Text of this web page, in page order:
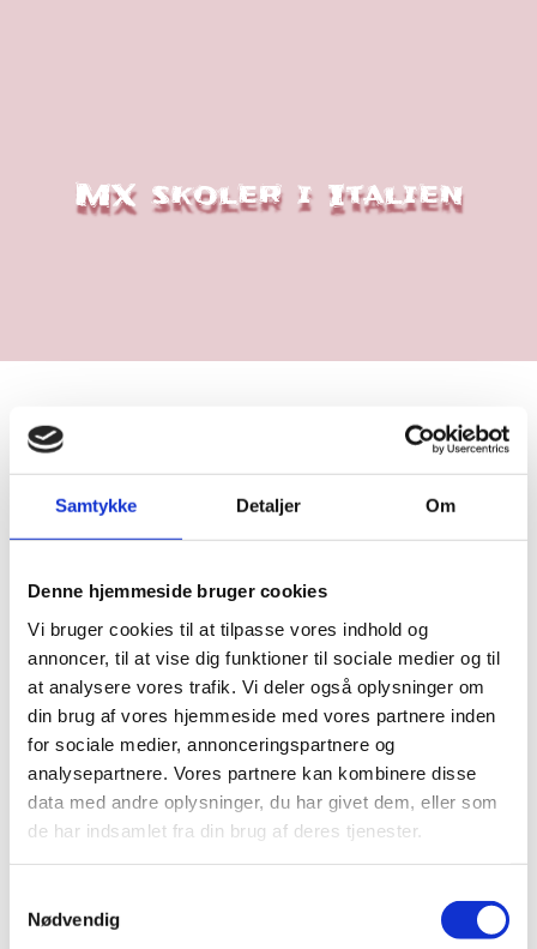
Samtykke Detaljer Om
Denne hjemmeside bruger cookies
Vi bruger cookies til at tilpasse vores indhold og
annoncer, til at vise dig funktioner til sociale medier og til
at analysere vores trafik. Vi deler også oplysninger om
din brug af vores hjemmeside med vores partnere inden
for sociale medier, annonceringspartnere og
analysepartnere. Vores partnere kan kombinere disse
data med andre oplysninger, du har givet dem, eller som
de har indsamlet fra din brug af deres tjenester.
Nødvendig
MX skoler i Italien
JKJ Racing Team ​
- 4 stærke
grunde​ til at blive en del af
holdet
Vælg trygt vores team, hvor træning, gode råde og
Mange års erfaring
Aktiv motocrosskører med mange års erfaring i gamet.
Jeg ved, hvor vigtigt det er at stå klar til løb - såvel
fysisk som psykisk skal man være 100 % klar.